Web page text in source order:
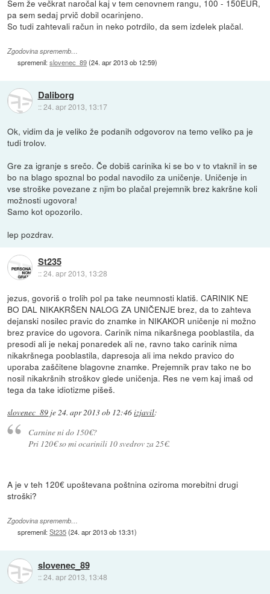
Sem že večkrat naročal kaj v tem cenovnem rangu, 100 - 150EUR,
pa sem sedaj prvič dobil ocarinjeno.
So tudi zahtevali račun in neko potrdilo, da sem izdelek plačal.
Zgodovina sprememb…
spremenil:slovenec_89(24. apr 2013 ob 12:59)
Daliborg
::24. apr 2013, 13:17
Ok, vidim da je veliko že podanih odgovorov na temo veliko pa je
tudi trolov.
Gre za igranje s srečo. Če dobiš carinika ki se bo v to vtaknil in se
bo na blago spoznal bo podal navodilo za uničenje. Uničenje in
vse stroške povezane z njim bo plačal prejemnik brez kakršne koli
možnosti ugovora!
Samo kot opozorilo.
lep pozdrav.
St235
::24. apr 2013, 13:28
jezus, govoriš o trolih pol pa take neumnosti klatiš. CARINIK NE
BO DAL NIKAKRŠEN NALOG ZA UNIČENJE brez, da to zahteva
dejanski nosilec pravic do znamke in NIKAKOR uničenje ni možno
brez pravice do ugovora. Carinik nima nikaršnega pooblastila, da
presodi ali je nekaj ponaredek ali ne, ravno tako carinik nima
nikakršnega pooblastila, dapresoja ali ima nekdo pravico do
uporaba zaščitene blagovne znamke. Prejemnik prav tako ne bo
nosil nikakršnih stroškov glede uničenja. Res ne vem kaj imaš od
tega da take idiotizme pišeš.
slovenec_89 je24. apr 2013 ob 12:46izjavil:
Carnine ni do 150€?
Pri 120€ so mi ocarinili 10 svedrov za 25€.
A je v teh 120€ upoštevana poštnina oziroma morebitni drugi
stroški?
Zgodovina sprememb…
spremenil:St235(24. apr 2013 ob 13:31)
slovenec_89
::24. apr 2013, 13:48